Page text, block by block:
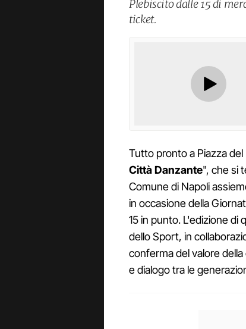
Plebiscito dalle 15 di
ticket.
Tutto pronto a Piazza
Città Danzante", che si
Comune di Napoli
in occasione della
15 in punto. L'edizione di
dello Sport, in
conferma del valore
e dialogo tra le